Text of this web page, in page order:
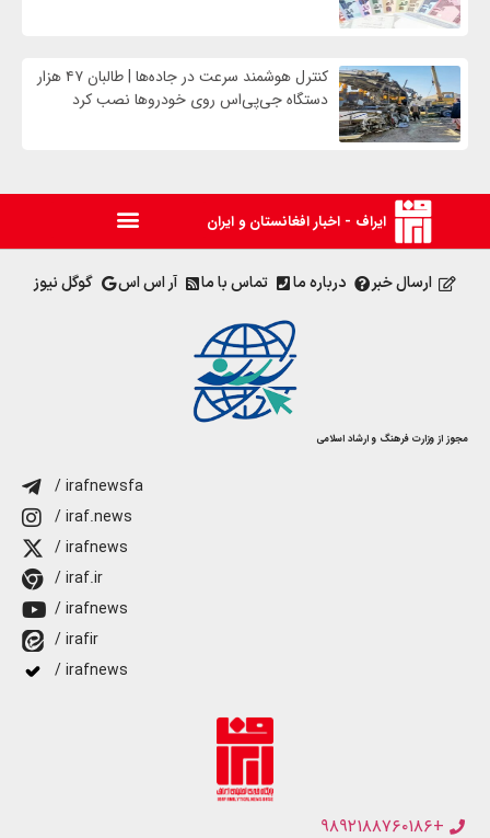
کنترل هوشمند سرعت در جاده‌ها | طالبان ۴۷ هزار
دستگاه جی‌پی‌اس روی خودروها نصب کرد
ایراف - اخبار افغانستان و ایران
ارسال خبر درباره ما تماس با ما آر اس اس گوگل نیوز
مجوز از وزارت فرهنگ و ارشاد اسلامی
/ irafnewsfa
/ iraf.news
/ irafnews
/ iraf.ir
/ irafnews
/ irafir
/ irafnews
+۹۸۹۲۱۸۸۷۶۰۱۸۶